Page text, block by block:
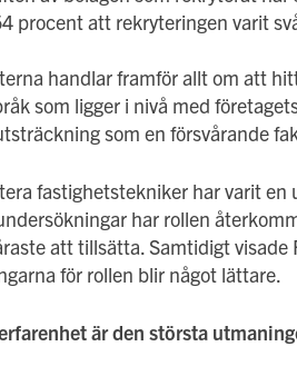
procent att rekryteringen varit
handlar framför allt om att
som ligger i nivå med
som en försvårande
fastighetstekniker har varit en
har rollen
att tillsätta. Samtidigt visade
för rollen blir något lättare.
är den största